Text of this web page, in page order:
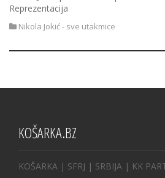
Reprezentacija
Nikola Jokić - sve utakmice
KOŠARKA.BZ
KOŠARKA | SFRJ | SRBIJA | KK